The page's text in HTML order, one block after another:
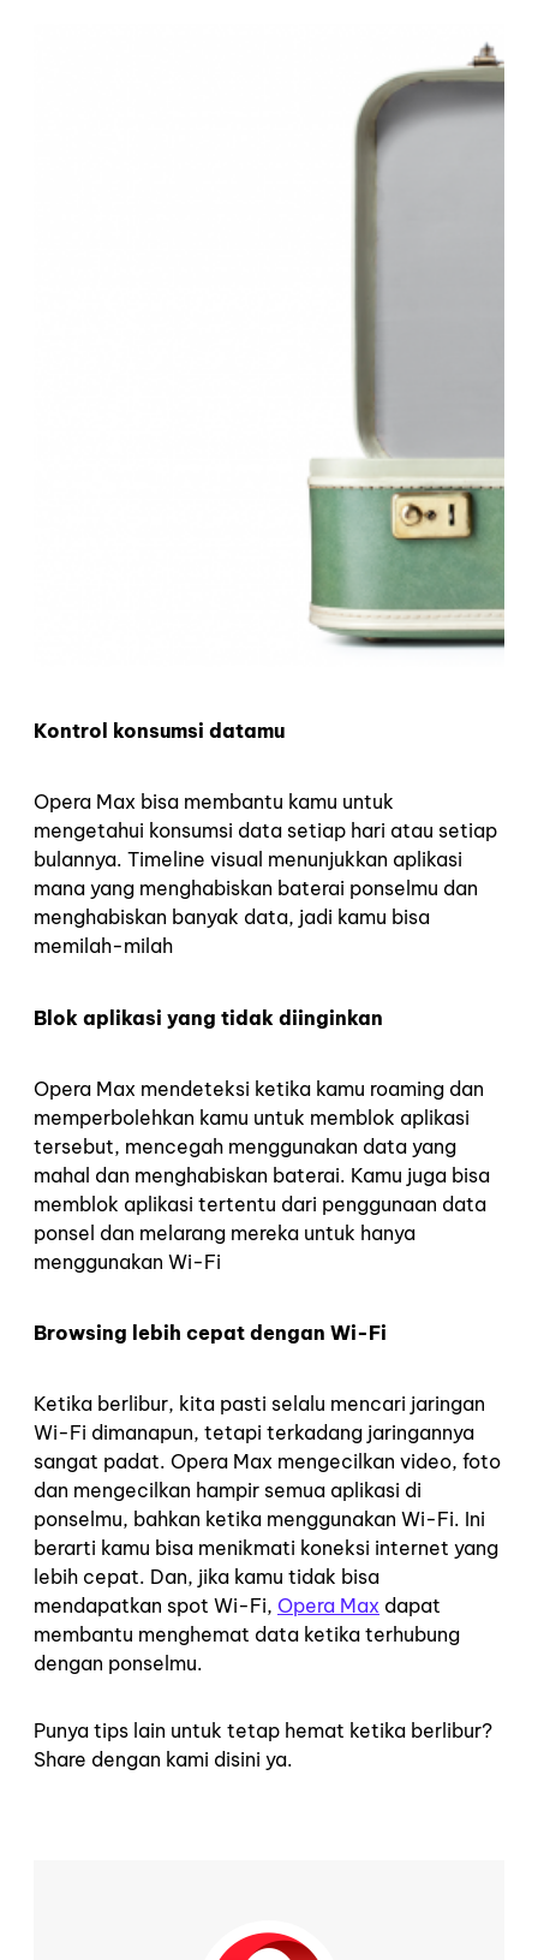
Kontrol konsumsi datamu
Opera Max bisa membantu kamu untuk
mengetahui konsumsi data setiap hari atau setiap
bulannya. Timeline visual menunjukkan aplikasi
mana yang menghabiskan baterai ponselmu dan
menghabiskan banyak data, jadi kamu bisa
memilah-milah
Blok aplikasi yang tidak diinginkan
Opera Max mendeteksi ketika kamu roaming dan
memperbolehkan kamu untuk memblok aplikasi
tersebut, mencegah menggunakan data yang
mahal dan menghabiskan baterai. Kamu juga bisa
memblok aplikasi tertentu dari penggunaan data
ponsel dan melarang mereka untuk hanya
menggunakan Wi-Fi
Browsing lebih cepat dengan Wi-Fi
Ketika berlibur, kita pasti selalu mencari jaringan
Wi-Fi dimanapun, tetapi terkadang jaringannya
sangat padat. Opera Max mengecilkan video, foto
dan mengecilkan hampir semua aplikasi di
ponselmu, bahkan ketika menggunakan Wi-Fi. Ini
berarti kamu bisa menikmati koneksi internet yang
lebih cepat. Dan, jika kamu tidak bisa
mendapatkan spot Wi-Fi, Opera Max dapat
membantu menghemat data ketika terhubung
dengan ponselmu.
Punya tips lain untuk tetap hemat ketika berlibur?
Share dengan kami disini ya.